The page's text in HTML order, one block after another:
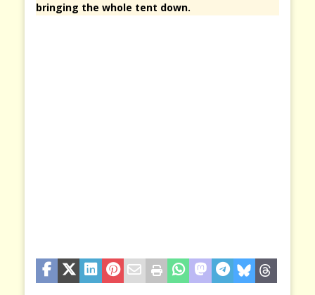
bringing the whole tent down.